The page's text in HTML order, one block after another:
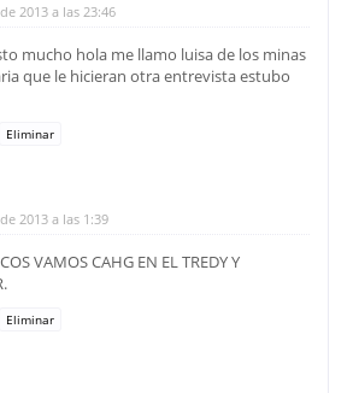
2013 a las 23:46
mucho hola me llamo luisa de los minas
que le hicieran otra entrevista estubo
Eliminar
2013 a las 1:39
VAMOS CAHG EN EL TREDY Y
Eliminar